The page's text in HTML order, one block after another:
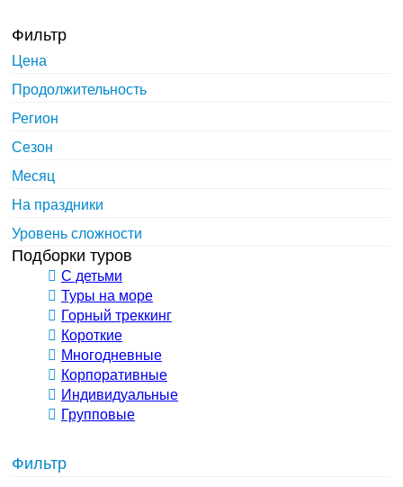
Фильтр
Цена
Продолжительность
Регион
Сезон
Месяц
На праздники
Уровень сложности
Подборки туров
С детьми
Туры на море
Горный треккинг
Короткие
Многодневные
Корпоративные
Индивидуальные
Групповые
Фильтр